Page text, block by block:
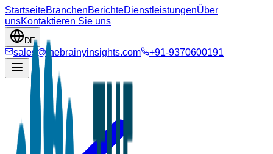
StartseiteBranchenBerichteDienstleistungenÜber
unsKontaktieren Sie uns
DE
sales@thebrainyinsights.com +91-9370600191